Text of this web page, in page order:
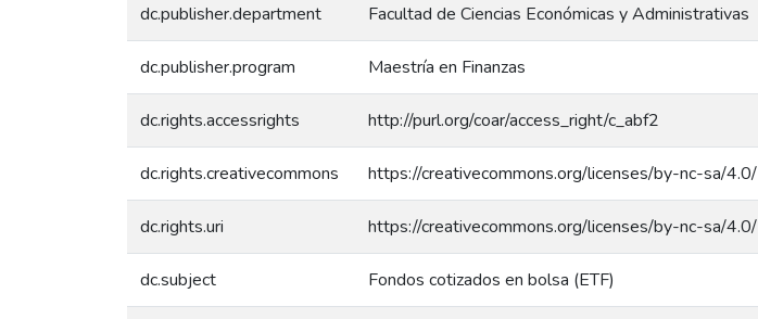
dc.publisher.department Facultad de Ciencias Económicas y Administrativas
dc.publisher.program Maestría en Finanzas
dc.rights.accessrights http://purl.org/coar/access_right/c_abf2
dc.rights.creativecommons https://creativecommons.org/licenses/by-nc-sa/4.0/
dc.rights.uri https://creativecommons.org/licenses/by-nc-sa/4.0/
dc.subject Fondos cotizados en bolsa (ETF)